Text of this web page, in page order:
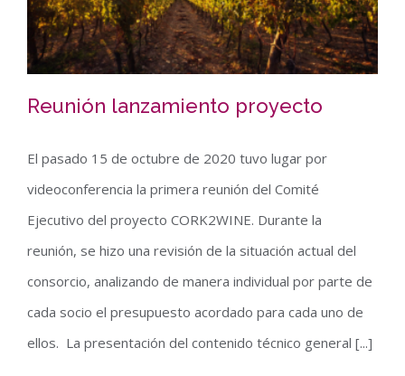
Reunión lanzamiento proyecto
El pasado 15 de octubre de 2020 tuvo lugar por
videoconferencia la primera reunión del Comité
Ejecutivo del proyecto CORK2WINE. Durante la
reunión, se hizo una revisión de la situación actual del
consorcio, analizando de manera individual por parte de
cada socio el presupuesto acordado para cada uno de
ellos. La presentación del contenido técnico general [...]